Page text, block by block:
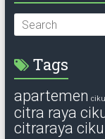
Tags
apartemen
citra raya
citraraya